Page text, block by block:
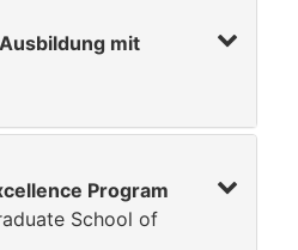
mit
Program
School of